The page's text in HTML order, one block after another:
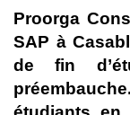
Proorga
SAP à
de fin